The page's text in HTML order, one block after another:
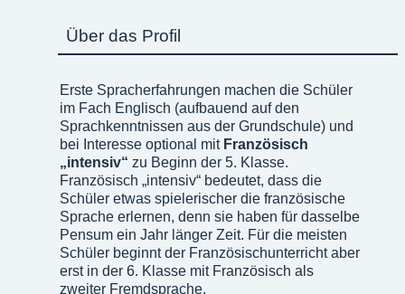
Über das Profil
Erste Spracherfahrungen machen die Schüler
im Fach Englisch (aufbauend auf den
Sprachkenntnissen aus der Grundschule) und
bei Interesse optional mit Französisch
„intensiv“ zu Beginn der 5. Klasse.
Französisch „intensiv“ bedeutet, dass die
Schüler etwas spielerischer die französische
Sprache erlernen, denn sie haben für dasselbe
Pensum ein Jahr länger Zeit. Für die meisten
Schüler beginnt der Französischunterricht aber
erst in der 6. Klasse mit Französisch als
zweiter Fremdsprache.